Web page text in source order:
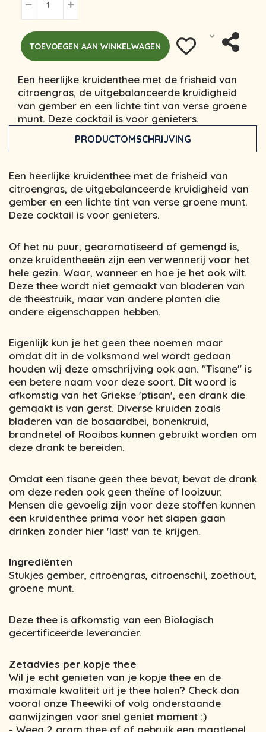
TOEVOEGEN AAN WINKELWAGEN
Een heerlijke kruidenthee met de frisheid van
citroengras, de uitgebalanceerde kruidigheid
van gember en een lichte tint van verse groene
munt. Deze cocktail is voor genieters.
PRODUCTOMSCHRIJVING
Een heerlijke kruidenthee met de frisheid van
citroengras, de uitgebalanceerde kruidigheid van
gember en een lichte tint van verse groene munt.
Deze cocktail is voor genieters.
Of het nu puur, gearomatiseerd of gemengd is,
onze kruidentheeën zijn een verwennerij voor het
hele gezin. Waar, wanneer en hoe je het ook wilt.
Deze thee wordt niet gemaakt van bladeren van
de theestruik, maar van andere planten die
andere eigenschappen hebben.
Eigenlijk kun je het geen thee noemen maar
omdat dit in de volksmond wel wordt gedaan
houden wij deze omschrijving ook aan. "Tisane" is
een betere naam voor deze soort. Dit woord is
afkomstig van het Griekse 'ptisan', een drank die
gemaakt is van gerst. Diverse kruiden zoals
bladeren van de bosaardbei, bonenkruid,
brandnetel of Rooibos kunnen gebruikt worden om
deze drank te bereiden.
Omdat een tisane geen thee bevat, bevat de drank
om deze reden ook geen theïne of looizuur.
Mensen die gevoelig zijn voor deze stoffen kunnen
een kruidenthee prima voor het slapen gaan
drinken zonder hier 'last' van te krijgen.
Ingrediënten
Stukjes gember, citroengras, citroenschil, zoethout,
groene munt.
Deze thee is afkomstig van een Biologisch
gecertificeerde leverancier.
Zetadvies per kopje thee
Wil je echt genieten van je kopje thee en de
maximale kwaliteit uit je thee halen? Check dan
vooral onze Theewiki of volg onderstaande
aanwijzingen voor snel geniet moment :)
- Weeg 2 gram thee af of gebruik een maatlepel.